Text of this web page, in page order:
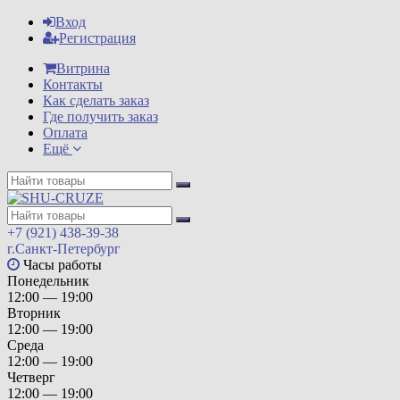
Вход
Регистрация
Витрина
Контакты
Как сделать заказ
Где получить заказ
Оплата
Ещё
+7 (921) 438-39-38
г.Санкт-Петербург
Часы работы
Понедельник
12:00 — 19:00
Вторник
12:00 — 19:00
Среда
12:00 — 19:00
Четверг
12:00 — 19:00